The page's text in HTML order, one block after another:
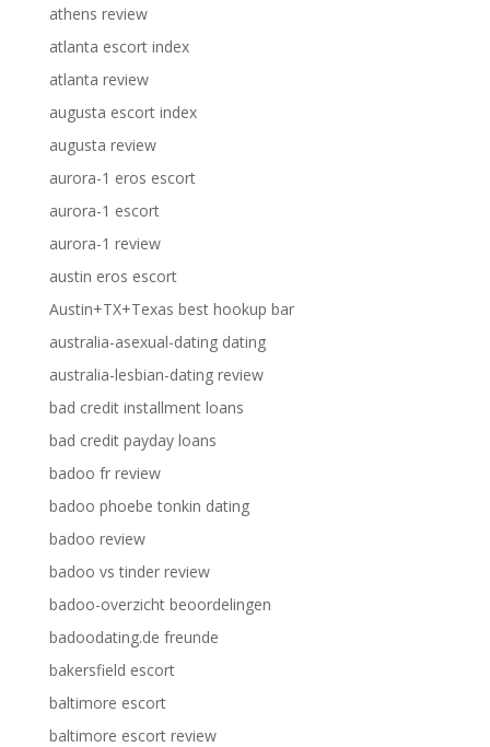
athens review
atlanta escort index
atlanta review
augusta escort index
augusta review
aurora-1 eros escort
aurora-1 escort
aurora-1 review
austin eros escort
Austin+TX+Texas best hookup bar
australia-asexual-dating dating
australia-lesbian-dating review
bad credit installment loans
bad credit payday loans
badoo fr review
badoo phoebe tonkin dating
badoo review
badoo vs tinder review
badoo-overzicht beoordelingen
badoodating.de freunde
bakersfield escort
baltimore escort
baltimore escort review